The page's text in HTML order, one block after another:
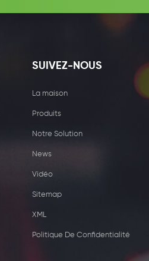
SUIVEZ-NOUS
La maison
Produits
Notre Solution
News
Vidéo
Sitemap
XML
Politique De Confidentialité
avec deux type2 prise